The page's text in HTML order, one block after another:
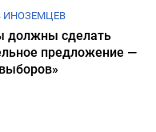
ИНОЗЕМЦЕВ
должны сделать
предложение —